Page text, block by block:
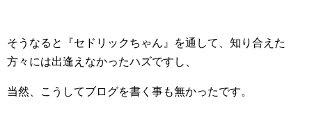
そうなると『セドリックちゃん』を通して、知り合えた
方々には出逢えなかったハズですし、
当然、こうしてブログを書く事も無かったです。